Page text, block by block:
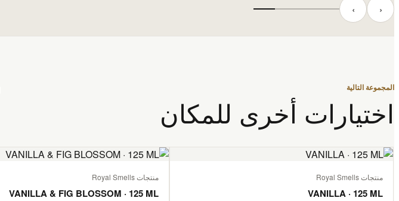
‹ ›
المجموعة التالية
اختيارات أخرى للمكان
منتجات Royal Smells
VANILLA · 125 ML
منتجات Royal Smells
VANILLA & FIG BLOSSOM · 125 ML